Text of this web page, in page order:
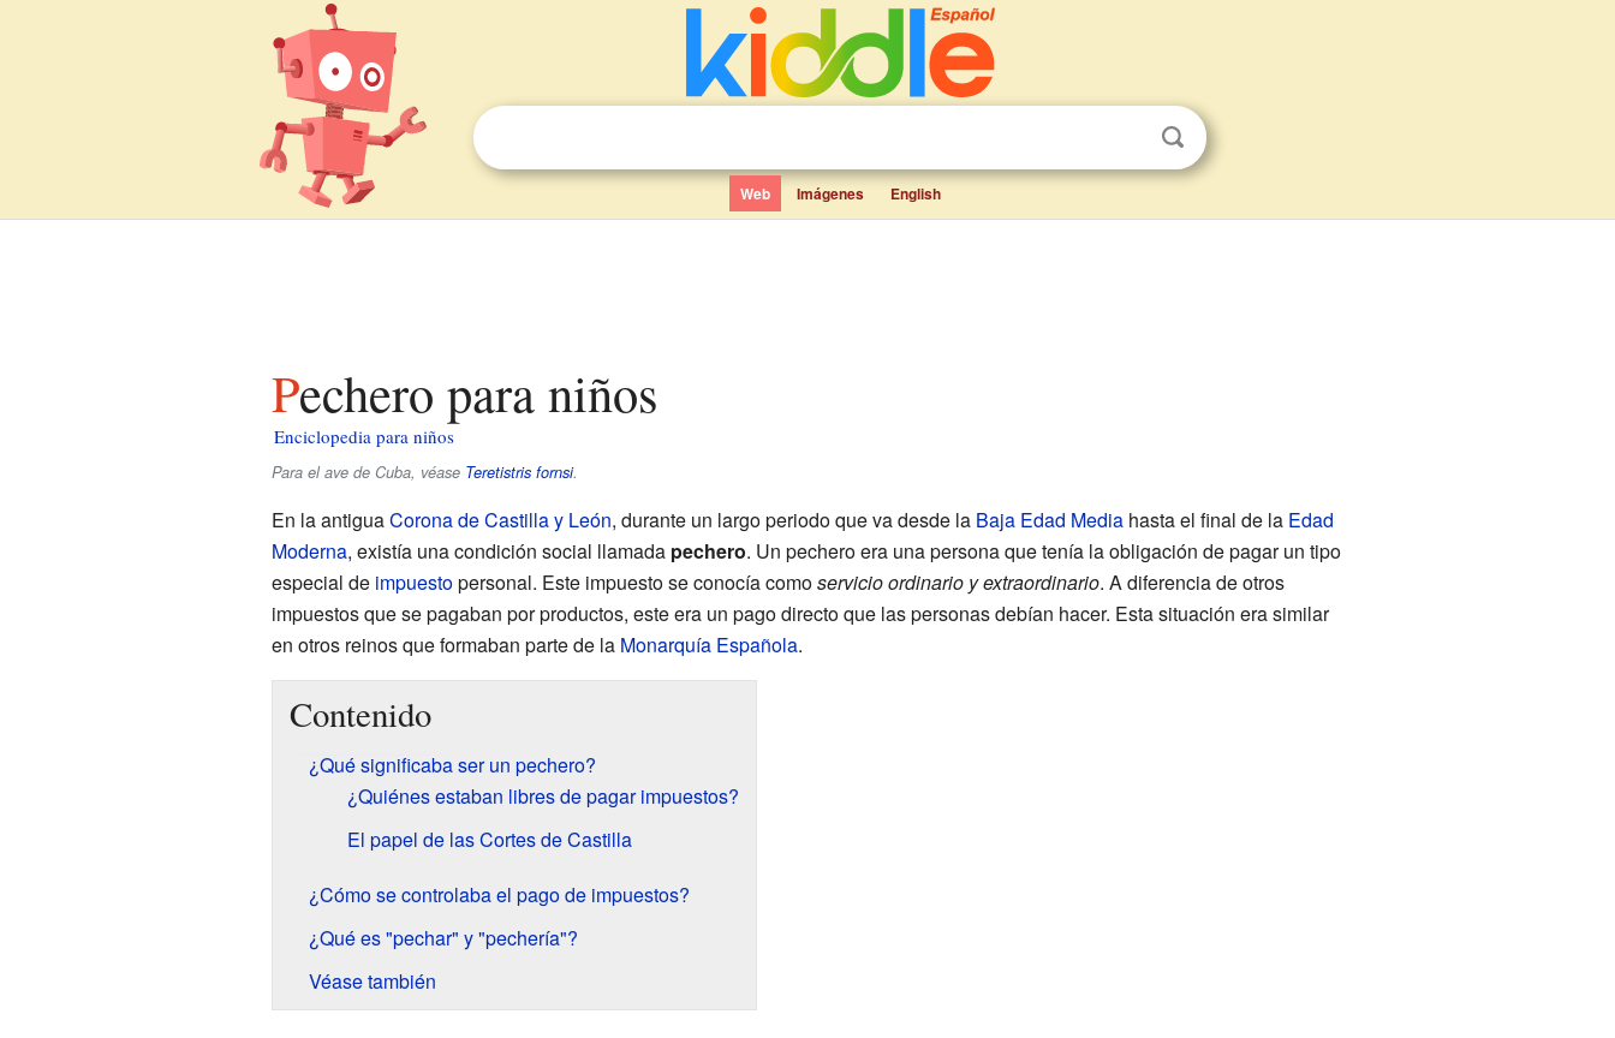
Web Imágenes English
Pechero para niños
Enciclopedia para niños
Para el ave de Cuba, véase Teretistris fornsi.
En la antiguaCorona de Castilla y León, durante un largo periodo que va desde la Baja Edad Mediahasta el final de la Edad
Moderna, existía una condición social llamada pechero. Un pechero era una persona que tenía la obligación de pagar un tipo
especial de impuestopersonal. Este impuesto se conocía comoservicio ordinario y extraordinario. A diferencia de otros
impuestos que se pagaban por productos, este era un pago directo que las personas debían hacer. Esta situación era similar
en otros reinos que formaban parte de la Monarquía Española.
Contenido
¿Qué significaba ser un pechero?
¿Quiénes estaban libres de pagar impuestos?
El papel de las Cortes de Castilla
¿Cómo se controlaba el pago de impuestos?
¿Qué es "pechar" y "pechería"?
Véase también